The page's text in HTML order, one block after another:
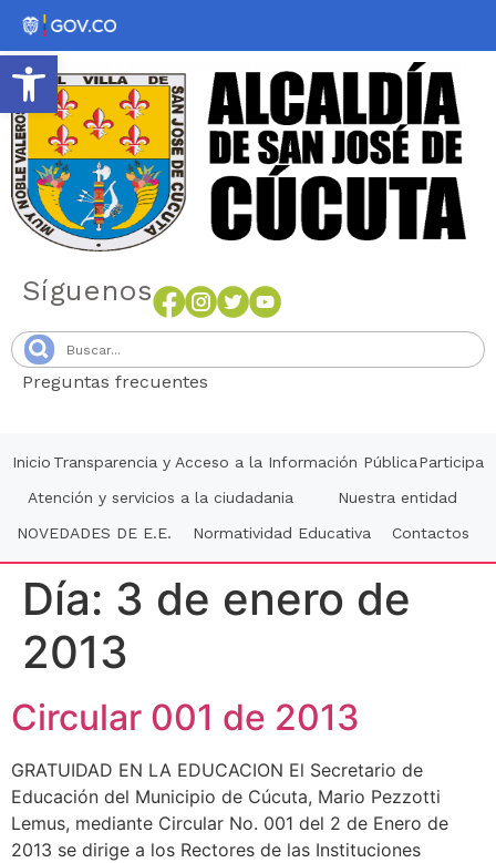
Abrir barra de herramientas
Síguenos
Preguntas frecuentes
Inicio Transparencia y Acceso a la Información PúblicaParticipa
Atención y servicios a la ciudadania
Nuestra entidad
NOVEDADES DE E.E.
Normatividad Educativa Contactos
Día: 3 de enero de
2013
Circular 001 de 2013
GRATUIDAD EN LA EDUCACION El Secretario de
Educación del Municipio de Cúcuta, Mario Pezzotti
Lemus, mediante Circular No. 001 del 2 de Enero de
2013 se dirige a los Rectores de las Instituciones